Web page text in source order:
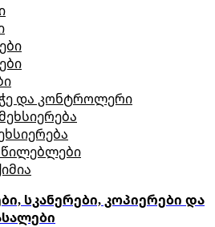
და კონტროლერი
სკანერები, კოპიერები და